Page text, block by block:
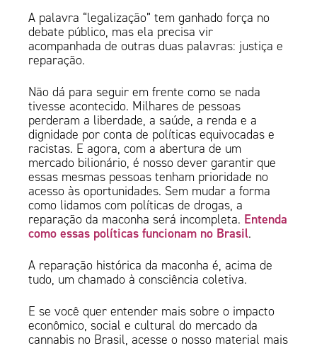
A palavra “legalização” tem ganhado força no
debate público, mas ela precisa vir
acompanhada de outras duas palavras: justiça e
reparação.
Não dá para seguir em frente como se nada
tivesse acontecido. Milhares de pessoas
perderam a liberdade, a saúde, a renda e a
dignidade por conta de políticas equivocadas e
racistas. E agora, com a abertura de um
mercado bilionário, é nosso dever garantir que
essas mesmas pessoas tenham prioridade no
acesso às oportunidades. Sem mudar a forma
como lidamos com políticas de drogas, a
reparação da maconha será incompleta. Entenda
como essas políticas funcionam no Brasil.
A reparação histórica da maconha é, acima de
tudo, um chamado à consciência coletiva.
E se você quer entender mais sobre o impacto
econômico, social e cultural do mercado da
cannabis no Brasil, acesse o nosso material mais